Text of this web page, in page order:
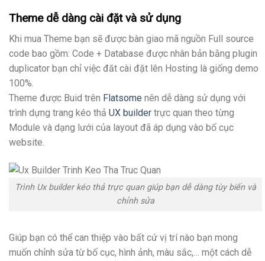
Theme dễ dàng cài đặt và sử dụng
Khi mua Theme bạn sẽ được bàn giao mã nguồn Full source
code bao gồm: Code + Database được nhân bản bằng plugin
duplicator bạn chỉ việc đăt cài đặt lên Hosting là giống demo
100%.
Theme được Buid trên Flatsome nên dễ dàng sử dụng với
trình dựng trang kéo thả UX builder trực quan theo từng
Module và dạng lưới của layout đã áp dụng vào bố cục
website.
Trình Ux builder kéo thả trực quan giúp bạn dễ dàng tùy biến và
chỉnh sửa
Giúp bạn có thể can thiệp vào bất cứ vị trí nào bạn mong
muốn chỉnh sửa từ bố cục, hình ảnh, màu sắc,… một cách dễ